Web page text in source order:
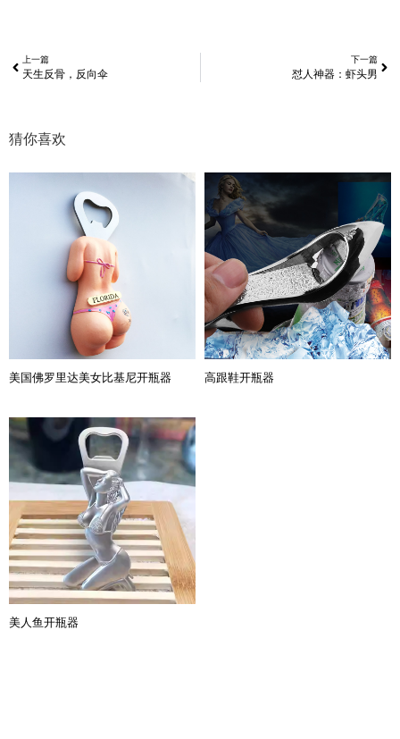
上一篇
天生反骨，反向伞
下一篇
怼人神器：虾头男
猜你喜欢
美国佛罗里达美女比基尼开瓶器 高跟鞋开瓶器
美人鱼开瓶器